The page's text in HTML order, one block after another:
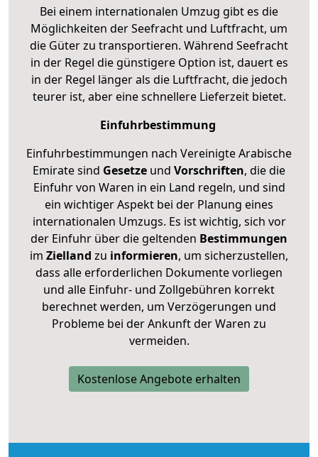
Bei einem internationalen Umzug gibt es die
Möglichkeiten der Seefracht und Luftfracht, um
die Güter zu transportieren. Während Seefracht
in der Regel die günstigere Option ist, dauert es
in der Regel länger als die Luftfracht, die jedoch
teurer ist, aber eine schnellere Lieferzeit bietet.
Einfuhrbestimmung
Einfuhrbestimmungen nach Vereinigte Arabische
Emirate sind Gesetze und Vorschriften, die die
Einfuhr von Waren in ein Land regeln, und sind
ein wichtiger Aspekt bei der Planung eines
internationalen Umzugs. Es ist wichtig, sich vor
der Einfuhr über die geltenden Bestimmungen
im Zielland zu informieren, um sicherzustellen,
dass alle erforderlichen Dokumente vorliegen
und alle Einfuhr- und Zollgebühren korrekt
berechnet werden, um Verzögerungen und
Probleme bei der Ankunft der Waren zu
vermeiden.
Kostenlose Angebote erhalten